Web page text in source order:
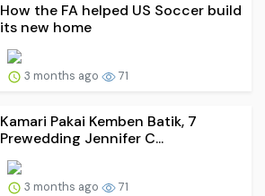
How the FA helped US Soccer build
its new home
3 months ago 71
Kamari Pakai Kemben Batik, 7
Prewedding Jennifer C...
3 months ago 71